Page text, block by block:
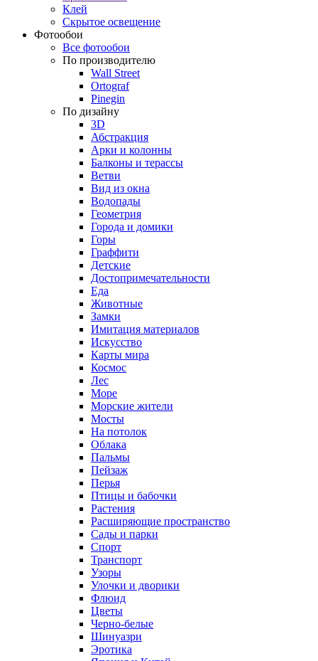
Клей
Скрытое освещение
Фотообои
Все фотообои
По производителю
Wall Street
Ortograf
Pinegin
По дизайну
3D
Абстракция
Арки и колонны
Балконы и терассы
Ветви
Вид из окна
Водопады
Геометрия
Города и домики
Горы
Граффити
Детские
Достопримечательности
Еда
Животные
Замки
Имитация материалов
Искусство
Карты мира
Космос
Лес
Море
Морские жители
Мосты
На потолок
Облака
Пальмы
Пейзаж
Перья
Птицы и бабочки
Растения
Расширяющие пространство
Сады и парки
Спорт
Транспорт
Узоры
Улочки и дворики
Флюид
Цветы
Черно-белые
Шинуазри
Эротика